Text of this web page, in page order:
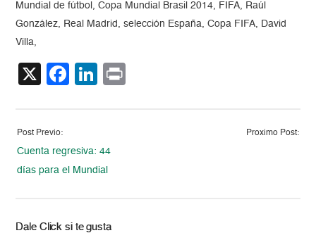
Mundial de fútbol, Copa Mundial Brasil 2014, FIFA, Raúl
González, Real Madrid, selección España, Copa FIFA, David
Villa,
X Facebook
LinkedIn
Post Previo:
Cuenta regresiva: 44
días para el Mundial
Proximo Post:
Dale Click si te gusta